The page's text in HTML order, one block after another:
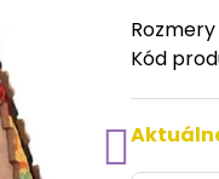
Rozmery
Kód